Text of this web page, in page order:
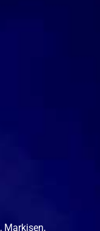
, Markisen,